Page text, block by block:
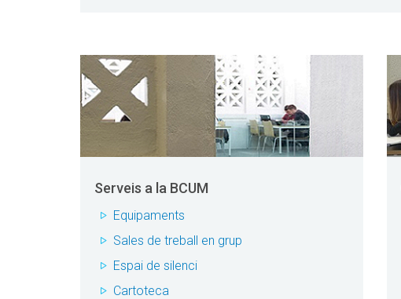
Serveis a la BCUM
Equipaments
Sales de treball en grup
Espai de silenci
Cartoteca